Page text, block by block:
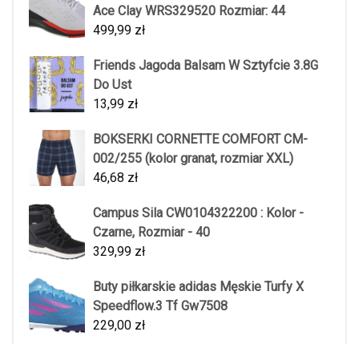
Ace Clay WRS329520 Rozmiar: 44
499,99 zł
Friends Jagoda Balsam W Sztyfcie 3.8G
Do Ust
13,99 zł
BOKSERKI CORNETTE COMFORT CM-
002/255 (kolor granat, rozmiar XXL)
46,68 zł
Campus Sila CW0104322200 : Kolor -
Czarne, Rozmiar - 40
329,99 zł
Buty piłkarskie adidas Męskie Turfy X
Speedflow.3 Tf Gw7508
229,00 zł